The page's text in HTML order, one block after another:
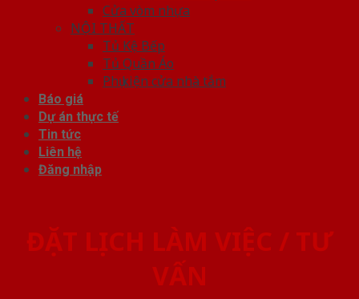
Cửa vòm nhựa
NỘI THẤT
Tủ Kệ Bếp
Tủ Quần Áo
Phụ kiện cửa nhà tắm
Báo giá
Dự án thực tế
Tin tức
Liên hệ
Đăng nhập
ĐẶT LỊCH LÀM VIỆC / TƯ
VẤN